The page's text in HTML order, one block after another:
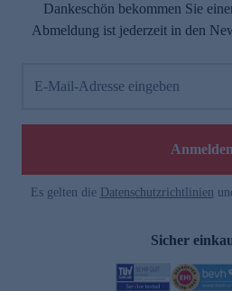
Dankeschön bekommen Sie
Abmeldung ist jederzeit in den
E-Mail-Adresse eingeben
Anmelden
Es gelten die Datenschutzrichtlinien
Sicher